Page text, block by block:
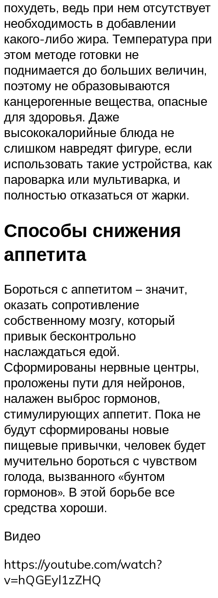
похудеть, ведь при нем отсутствует
необходимость в добавлении
какого-либо жира. Температура при
этом методе готовки не
поднимается до больших величин,
поэтому не образовываются
канцерогенные вещества, опасные
для здоровья. Даже
высококалорийные блюда не
слишком навредят фигуре, если
использовать такие устройства, как
пароварка или мультиварка, и
полностью отказаться от жарки.
Способы снижения
аппетита
Бороться с аппетитом – значит,
оказать сопротивление
собственному мозгу, который
привык бесконтрольно
наслаждаться едой.
Сформированы нервные центры,
проложены пути для нейронов,
налажен выброс гормонов,
стимулирующих аппетит. Пока не
будут сформированы новые
пищевые привычки, человек будет
мучительно бороться с чувством
голода, вызванного «бунтом
гормонов». В этой борьбе все
средства хороши.
Видео
https://youtube.com/watch?
v=hQGEyl1zZHQ